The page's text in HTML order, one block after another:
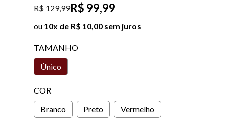
R$ 129,99R$ 99,99
ou 10x de R$ 10,00 sem juros
TAMANHO
Único
COR
Branco
Preto Vermelho